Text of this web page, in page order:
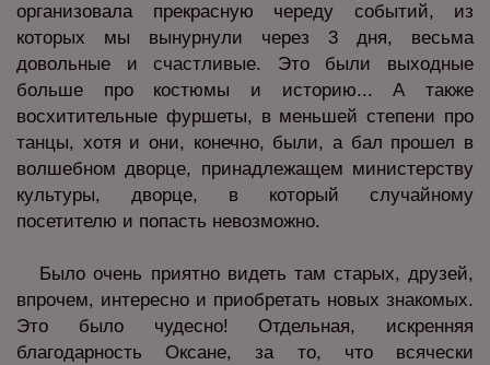
организовала прекрасную череду событий, из
которых мы вынурнули через 3 дня, весьма
довольные и счастливые. Это были выходные
больше про костюмы и историю... А также
восхитительные фуршеты, в меньшей степени про
танцы, хотя и они, конечно, были, а бал прошел в
волшебном дворце, принадлежащем министерству
культуры, дворце, в который случайному
посетителю и попасть невозможно.
Было очень приятно видеть там старых, друзей,
впрочем, интересно и приобретать новых знакомых.
Это было чудесно! Отдельная, искренняя
благодарность Оксане, за то, что всячески